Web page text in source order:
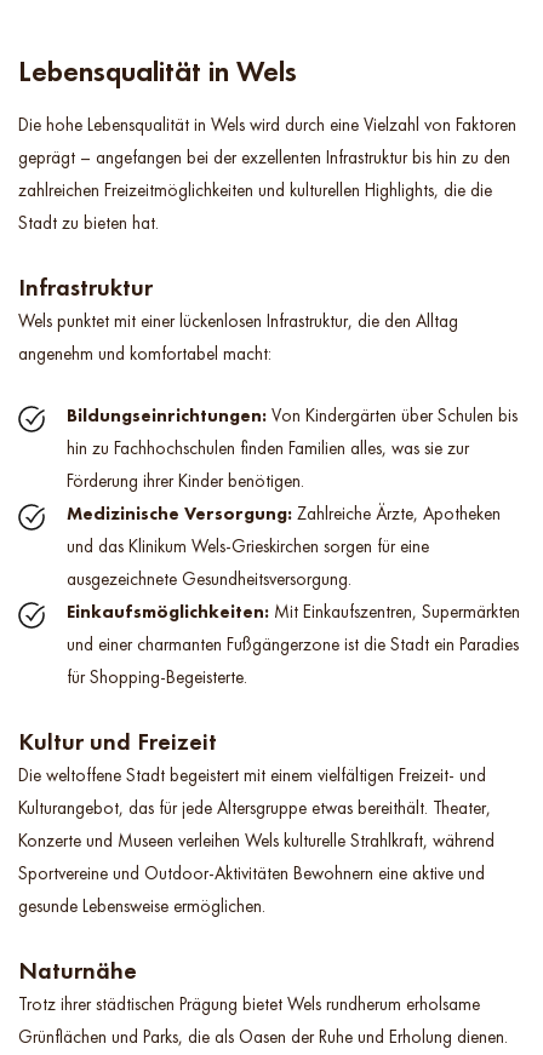
Lebensqualität in Wels
Die hohe Lebensqualität in Wels wird durch eine Vielzahl von Faktoren
geprägt – angefangen bei der exzellenten Infrastruktur bis hin zu den
zahlreichen Freizeitmöglichkeiten und kulturellen Highlights, die die
Stadt zu bieten hat.
Infrastruktur
Wels punktet mit einer lückenlosen Infrastruktur, die den Alltag
angenehm und komfortabel macht:
Bildungseinrichtungen: Von Kindergärten über Schulen bis
hin zu Fachhochschulen finden Familien alles, was sie zur
Förderung ihrer Kinder benötigen.
Medizinische Versorgung: Zahlreiche Ärzte, Apotheken
und das Klinikum Wels-Grieskirchen sorgen für eine
ausgezeichnete Gesundheitsversorgung.
Einkaufsmöglichkeiten: Mit Einkaufszentren, Supermärkten
und einer charmanten Fußgängerzone ist die Stadt ein Paradies
für Shopping-Begeisterte.
Kultur und Freizeit
Die weltoffene Stadt begeistert mit einem vielfältigen Freizeit- und
Kulturangebot, das für jede Altersgruppe etwas bereithält. Theater,
Konzerte und Museen verleihen Wels kulturelle Strahlkraft, während
Sportvereine und Outdoor-Aktivitäten Bewohnern eine aktive und
gesunde Lebensweise ermöglichen.
Naturnähe
Trotz ihrer städtischen Prägung bietet Wels rundherum erholsame
Grünflächen und Parks, die als Oasen der Ruhe und Erholung dienen.